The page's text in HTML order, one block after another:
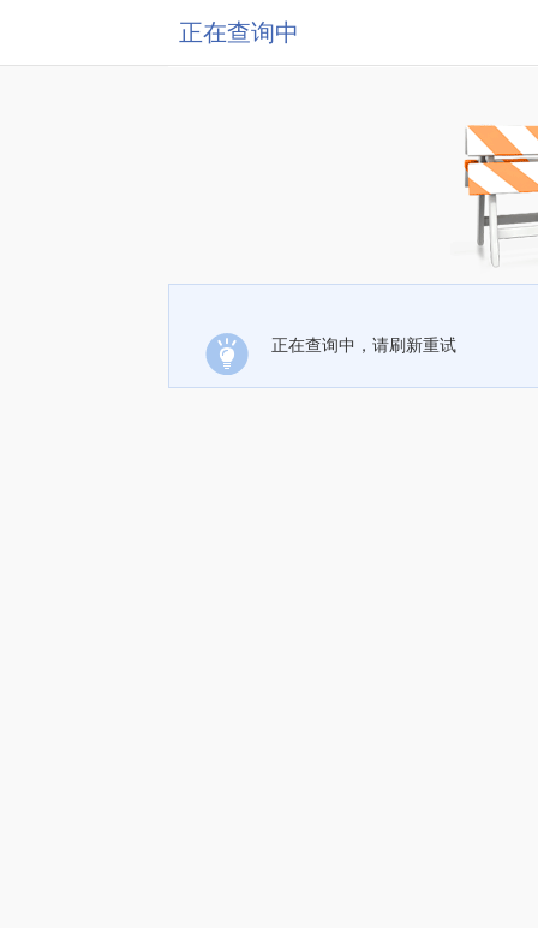
正在查询中
正在查询中，请刷新重试